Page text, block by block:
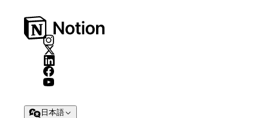
日本語